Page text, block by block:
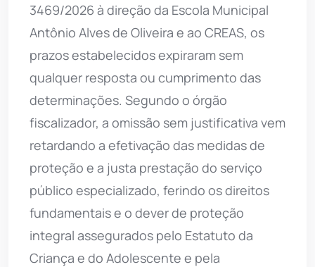
3469/2026 à direção da Escola Municipal
Antônio Alves de Oliveira e ao CREAS, os
prazos estabelecidos expiraram sem
qualquer resposta ou cumprimento das
determinações. Segundo o órgão
fiscalizador, a omissão sem justificativa vem
retardando a efetivação das medidas de
proteção e a justa prestação do serviço
público especializado, ferindo os direitos
fundamentais e o dever de proteção
integral assegurados pelo Estatuto da
Criança e do Adolescente e pela